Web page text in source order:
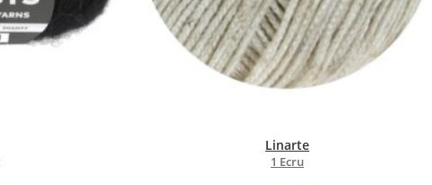
Linarte
1 Ecru